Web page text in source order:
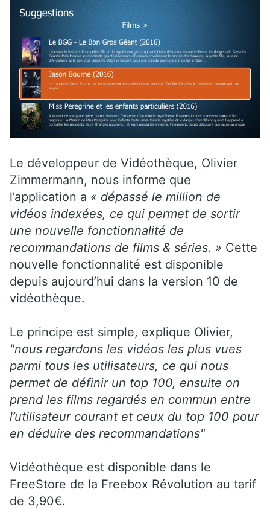
Le développeur de Vidéothèque, Olivier
Zimmermann, nous informe que
l’application a « dépassé le million de
vidéos indexées, ce qui permet de sortir
une nouvelle fonctionnalité de
recommandations de films & séries. » Cette
nouvelle fonctionnalité est disponible
depuis aujourd’hui dans la version 10 de
vidéothèque.
Le principe est simple, explique Olivier,
"nous regardons les vidéos les plus vues
parmi tous les utilisateurs, ce qui nous
permet de définir un top 100, ensuite on
prend les films regardés en commun entre
l’utilisateur courant et ceux du top 100 pour
en déduire des recommandations"
Vidéothèque est disponible dans le
FreeStore de la Freebox Révolution au tarif
de 3,90€.